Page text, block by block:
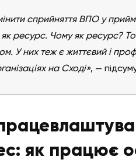
сприйняття ВПО у
ресурс. Чому як ресурс?
У них теж є життєвий і
на Сході», —
як працює